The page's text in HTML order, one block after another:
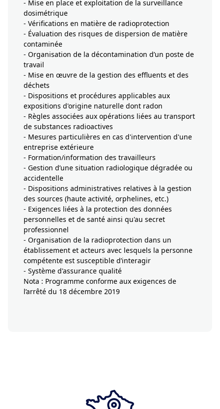
- Mise en place et exploitation de la surveillance
dosimétrique
- Vérifications en matière de radioprotection
- Évaluation des risques de dispersion de matière
contaminée
- Organisation de la décontamination d’un poste de
travail
- Mise en œuvre de la gestion des effluents et des
déchets
- Dispositions et procédures applicables aux
expositions d'origine naturelle dont radon
- Règles associées aux opérations liées au transport
de substances radioactives
- Mesures particulières en cas d'intervention d'une
entreprise extérieure
- Formation/information des travailleurs
- Gestion d’une situation radiologique dégradée ou
accidentelle
- Dispositions administratives relatives à la gestion
des sources (haute activité, orphelines, etc.)
- Exigences liées à la protection des données
personnelles et de santé ainsi qu'au secret
professionnel
- Organisation de la radioprotection dans un
établissement et acteurs avec lesquels la personne
compétente est susceptible d’interagir
- Système d'assurance qualité
Nota : Programme conforme aux exigences de
l’arrêté du 18 décembre 2019